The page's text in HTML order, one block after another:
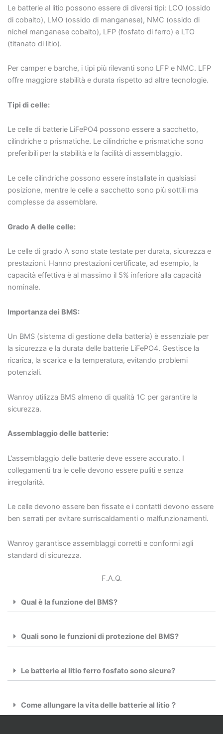
Le batterie al litio possono essere di diversi tipi: LCO (ossido
di cobalto), LMO (ossido di manganese), NMC (ossido di
nichel manganese cobalto), LFP (fosfato di ferro) e LTO
(titanato di litio).
Per camper e barche, i tipi più rilevanti sono LFP e NMC. LFP
offre maggiore stabilità e durata rispetto ad altre tecnologie.
Tipi di celle:
Le celle di batterie LiFePO4 possono essere a sacchetto,
cilindriche o prismatiche. Le cilindriche e prismatiche sono
preferibili per la stabilità e la facilità di assemblaggio.
Le celle cilindriche possono essere installate in qualsiasi
posizione, mentre le celle a sacchetto sono più sottili ma
complesse da assemblare.
Grado A delle celle:
Le celle di grado A sono state testate per durata, sicurezza e
prestazioni. Hanno prestazioni certificate, ad esempio, la
capacità effettiva è al massimo il 5% inferiore alla capacità
nominale.
Importanza dei BMS:
Un BMS (sistema di gestione della batteria) è essenziale per
la sicurezza e la durata delle batterie LiFePO4. Gestisce la
ricarica, la scarica e la temperatura, evitando problemi
potenziali.
Wanroy utilizza BMS almeno di qualità 1C per garantire la
sicurezza.
Assemblaggio delle batterie:
L’assemblaggio delle batterie deve essere accurato. I
collegamenti tra le celle devono essere puliti e senza
irregolarità.
Le celle devono essere ben fissate e i contatti devono essere
ben serrati per evitare surriscaldamenti o malfunzionamenti.
Wanroy garantisce assemblaggi corretti e conformi agli
standard di sicurezza.
F.A.Q.
Qual è la funzione del BMS?
Quali sono le funzioni di protezione del BMS?
Le batterie al litio ferro fosfato sono sicure?
Come allungare la vita delle batterie al litio？